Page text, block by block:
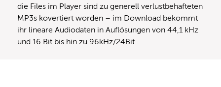
die Files im Player sind zu generell verlustbehafteten
MP3s kovertiert worden – im Download bekommt
ihr lineare Audiodaten in Auflösungen von 44,1 kHz
und 16 Bit bis hin zu 96kHz/24Bit.